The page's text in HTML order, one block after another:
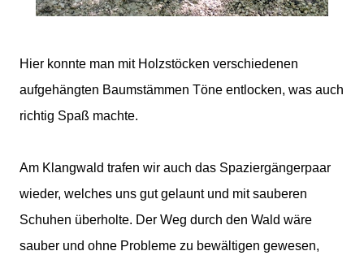
Hier konnte man mit Holzstöcken verschiedenen
aufgehängten Baumstämmen Töne entlocken, was auch
richtig Spaß machte.
Am Klangwald trafen wir auch das Spaziergängerpaar
wieder, welches uns gut gelaunt und mit sauberen
Schuhen überholte. Der Weg durch den Wald wäre
sauber und ohne Probleme zu bewältigen gewesen,